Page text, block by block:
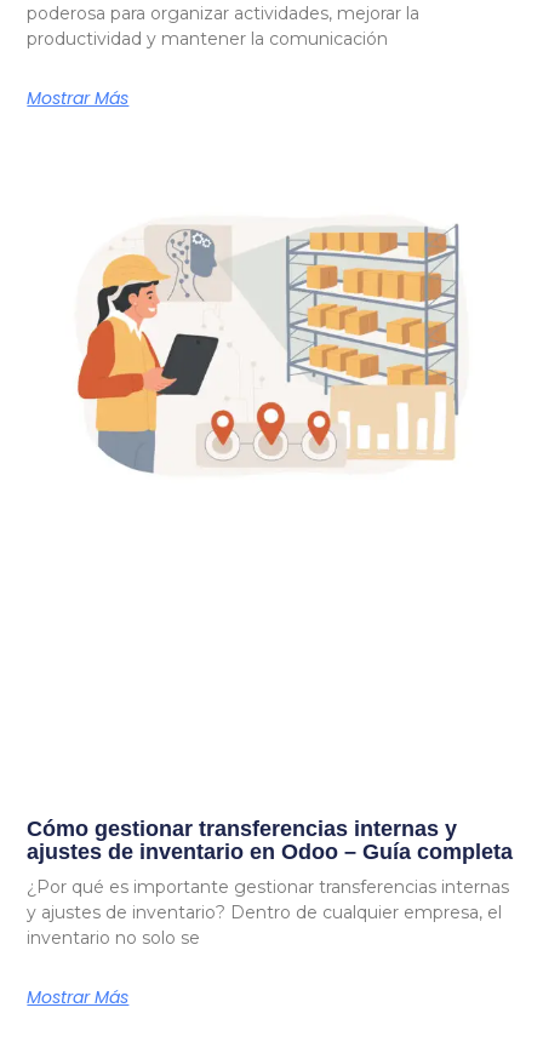
poderosa para organizar actividades, mejorar la
productividad y mantener la comunicación
Mostrar Más
Cómo gestionar transferencias internas y
ajustes de inventario en Odoo – Guía completa
¿Por qué es importante gestionar transferencias internas
y ajustes de inventario? Dentro de cualquier empresa, el
inventario no solo se
Mostrar Más